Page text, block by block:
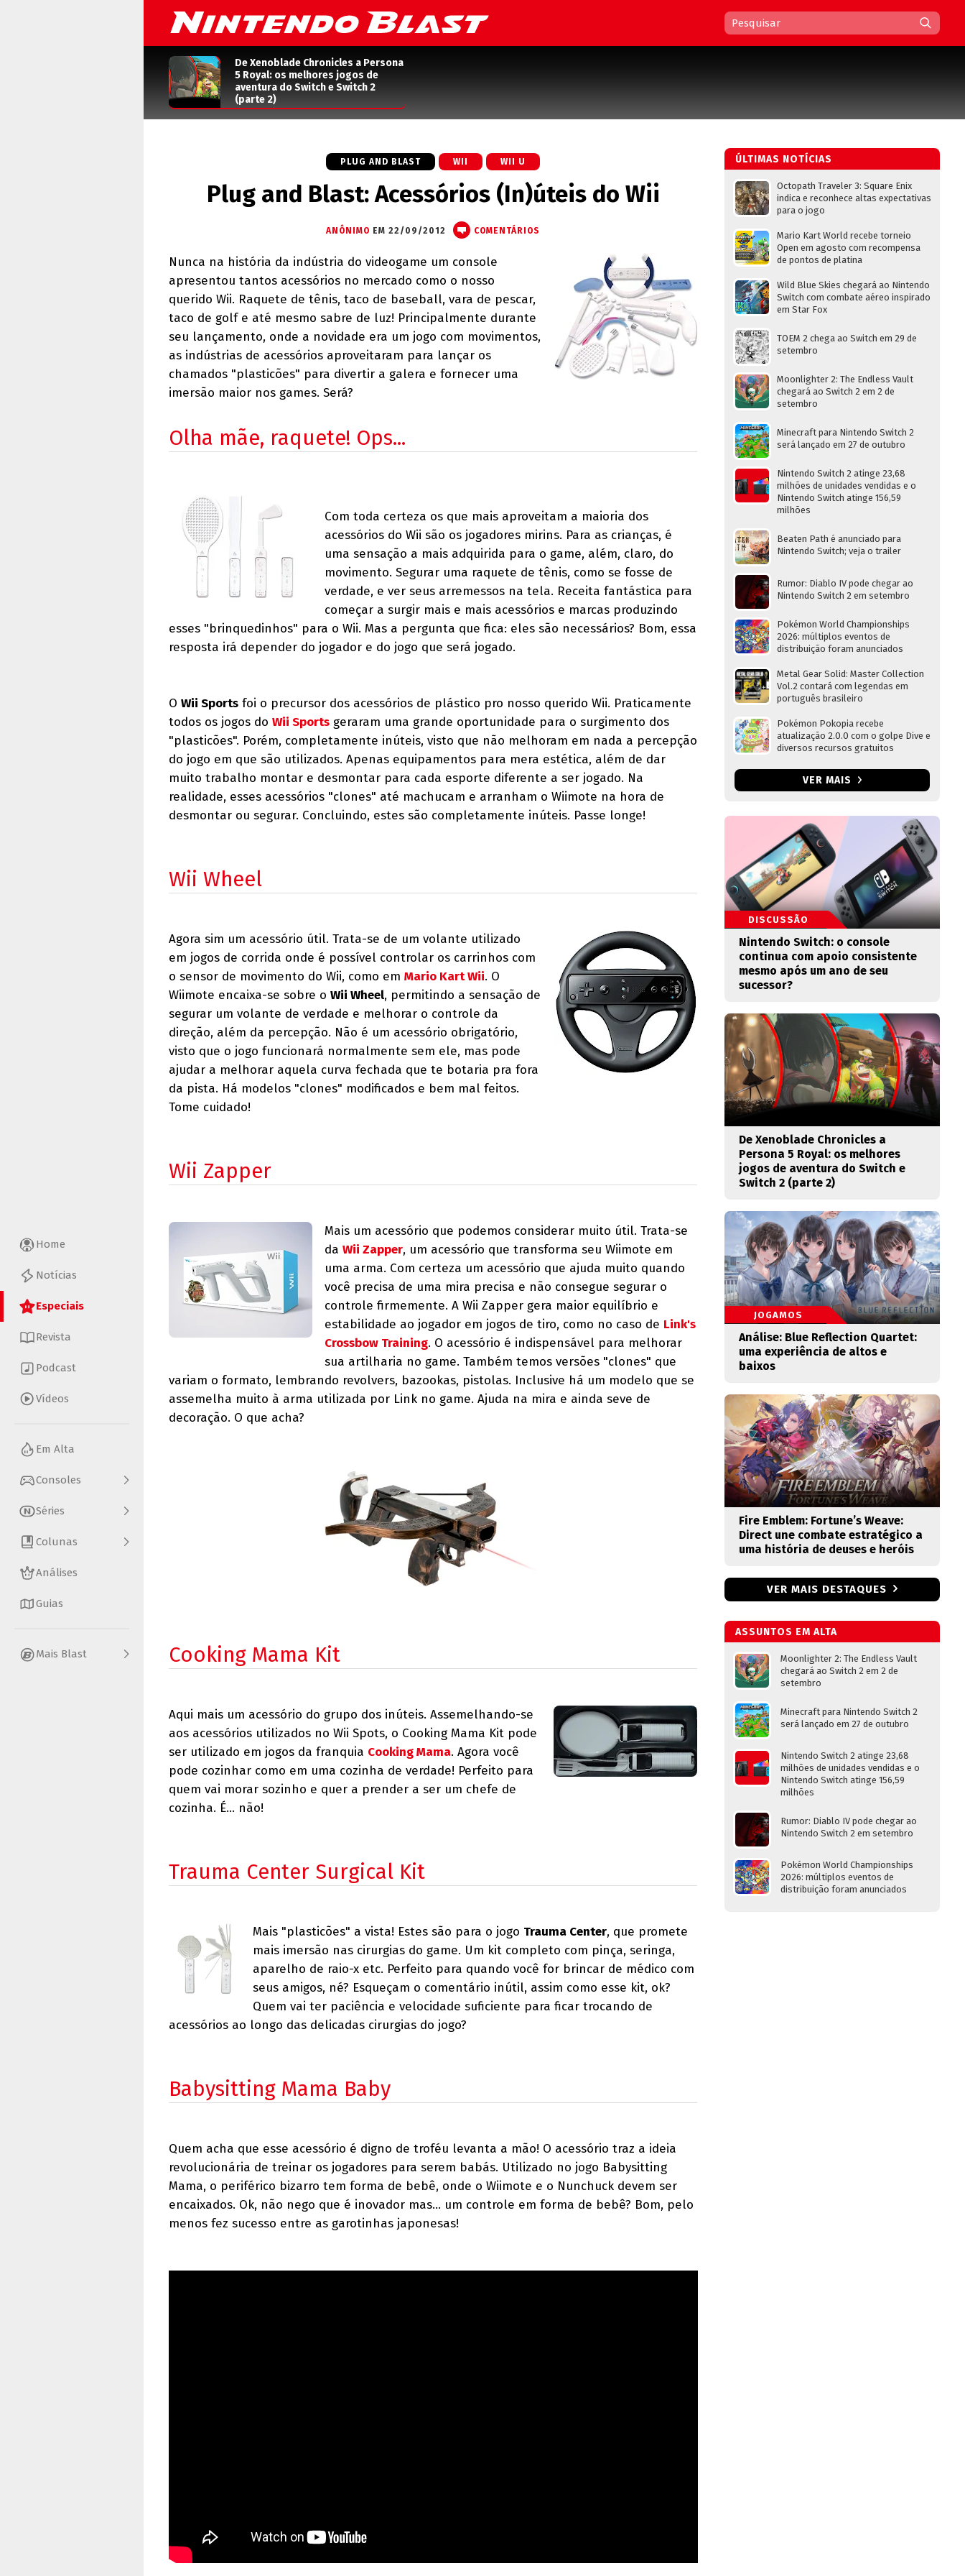
Home
Notícias
Especiais
Revista
Podcast
Vídeos
Em Alta
Consoles
Séries
Colunas
Análises
Guias
Mais Blast
De Xenoblade Chronicles a Persona
5 Royal: os melhores jogos de
aventura do Switch e Switch 2
(parte 2)
PLUG AND BLAST WII WII U
Plug and Blast: Acessórios (In)úteis do Wii
ANÔNIMO EM 22/09/2012 COMENTÁRIOS
Nunca na história da indústria do videogame um console
apresentou tantos acessórios no mercado como o nosso
querido Wii. Raquete de tênis, taco de baseball, vara de pescar,
taco de golf e até mesmo sabre de luz! Principalmente durante
seu lançamento, onde a novidade era um jogo com movimentos,
as indústrias de acessórios aproveitaram para lançar os
chamados "plasticões" para divertir a galera e fornecer uma
imersão maior nos games. Será?
Olha mãe, raquete! Ops...
Com toda certeza os que mais aproveitam a maioria dos
acessórios do Wii são os jogadores mirins. Para as crianças, é
uma sensação a mais adquirida para o game, além, claro, do
movimento. Segurar uma raquete de tênis, como se fosse de
verdade, e ver seus arremessos na tela. Receita fantástica para
começar a surgir mais e mais acessórios e marcas produzindo
esses "brinquedinhos" para o Wii. Mas a pergunta que fica: eles são necessários? Bom, essa
resposta irá depender do jogador e do jogo que será jogado.
O Wii Sports foi o precursor dos acessórios de plástico pro nosso querido Wii. Praticamente
todos os jogos do Wii Sports geraram uma grande oportunidade para o surgimento dos
"plasticões". Porém, completamente inúteis, visto que não melhoram em nada a percepção
do jogo em que são utilizados. Apenas equipamentos para mera estética, além de dar
muito trabalho montar e desmontar para cada esporte diferente a ser jogado. Na
realidade, esses acessórios "clones" até machucam e arranham o Wiimote na hora de
desmontar ou segurar. Concluindo, estes são completamente inúteis. Passe longe!
Wii Wheel
Agora sim um acessório útil. Trata-se de um volante utilizado
em jogos de corrida onde é possível controlar os carrinhos com
o sensor de movimento do Wii, como em Mario Kart Wii. O
Wiimote encaixa-se sobre o Wii Wheel, permitindo a sensação de
segurar um volante de verdade e melhorar o controle da
direção, além da percepção. Não é um acessório obrigatório,
visto que o jogo funcionará normalmente sem ele, mas pode
ajudar a melhorar aquela curva fechada que te botaria pra fora
da pista. Há modelos "clones" modificados e bem mal feitos.
Tome cuidado!
Wii Zapper
Mais um acessório que podemos considerar muito útil. Trata-se
da Wii Zapper, um acessório que transforma seu Wiimote em
uma arma. Com certeza um acessório que ajuda muito quando
você precisa de uma mira precisa e não consegue segurar o
controle firmemente. A Wii Zapper gera maior equilíbrio e
estabilidade ao jogador em jogos de tiro, como no caso de Link's
Crossbow Training. O acessório é indispensável para melhorar
sua artilharia no game. Também temos versões "clones" que
variam o formato, lembrando revolvers, bazookas, pistolas. Inclusive há um modelo que se
assemelha muito à arma utilizada por Link no game. Ajuda na mira e ainda seve de
decoração. O que acha?
Cooking Mama Kit
Aqui mais um acessório do grupo dos inúteis. Assemelhando-se
aos acessórios utilizados no Wii Spots, o Cooking Mama Kit pode
ser utilizado em jogos da franquia Cooking Mama. Agora você
pode cozinhar como em uma cozinha de verdade! Perfeito para
quem vai morar sozinho e quer a prender a ser um chefe de
cozinha. É... não!
Trauma Center Surgical Kit
Mais "plasticões" a vista! Estes são para o jogo Trauma Center, que promete
mais imersão nas cirurgias do game. Um kit completo com pinça, seringa,
aparelho de raio-x etc. Perfeito para quando você for brincar de médico com
seus amigos, né? Esqueçam o comentário inútil, assim como esse kit, ok?
Quem vai ter paciência e velocidade suficiente para ficar trocando de
acessórios ao longo das delicadas cirurgias do jogo?
Babysitting Mama Baby
Quem acha que esse acessório é digno de troféu levanta a mão! O acessório traz a ideia
revolucionária de treinar os jogadores para serem babás. Utilizado no jogo Babysitting
Mama, o periférico bizarro tem forma de bebê, onde o Wiimote e o Nunchuck devem ser
encaixados. Ok, não nego que é inovador mas... um controle em forma de bebê? Bom, pelo
menos fez sucesso entre as garotinhas japonesas!
ÚLTIMAS NOTÍCIAS
Octopath Traveler 3: Square Enix
indica e reconhece altas expectativas
para o jogo
Mario Kart World recebe torneio
Open em agosto com recompensa
de pontos de platina
Wild Blue Skies chegará ao Nintendo
Switch com combate aéreo inspirado
em Star Fox
TOEM 2 chega ao Switch em 29 de
setembro
Moonlighter 2: The Endless Vault
chegará ao Switch 2 em 2 de
setembro
Minecraft para Nintendo Switch 2
será lançado em 27 de outubro
Nintendo Switch 2 atinge 23,68
milhões de unidades vendidas e o
Nintendo Switch atinge 156,59
milhões
Beaten Path é anunciado para
Nintendo Switch; veja o trailer
Rumor: Diablo IV pode chegar ao
Nintendo Switch 2 em setembro
Pokémon World Championships
2026: múltiplos eventos de
distribuição foram anunciados
Metal Gear Solid: Master Collection
Vol.2 contará com legendas em
português brasileiro
Pokémon Pokopia recebe
atualização 2.0.0 com o golpe Dive e
diversos recursos gratuitos
VER MAIS
DISCUSSÃO
Nintendo Switch: o console
continua com apoio consistente
mesmo após um ano de seu
sucessor?
De Xenoblade Chronicles a
Persona 5 Royal: os melhores
jogos de aventura do Switch e
Switch 2 (parte 2)
JOGAMOS
Análise: Blue Reflection Quartet:
uma experiência de altos e
baixos
Fire Emblem: Fortune’s Weave:
Direct une combate estratégico a
uma história de deuses e heróis
VER MAIS DESTAQUES
ASSUNTOS EM ALTA
Moonlighter 2: The Endless Vault
chegará ao Switch 2 em 2 de
setembro
Minecraft para Nintendo Switch 2
será lançado em 27 de outubro
Nintendo Switch 2 atinge 23,68
milhões de unidades vendidas e o
Nintendo Switch atinge 156,59
milhões
Rumor: Diablo IV pode chegar ao
Nintendo Switch 2 em setembro
Pokémon World Championships
2026: múltiplos eventos de
distribuição foram anunciados